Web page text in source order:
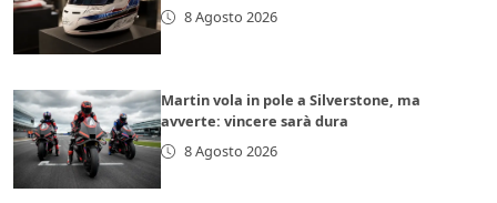
8 Agosto 2026
Martin vola in pole a Silverstone, ma
avverte: vincere sarà dura
8 Agosto 2026